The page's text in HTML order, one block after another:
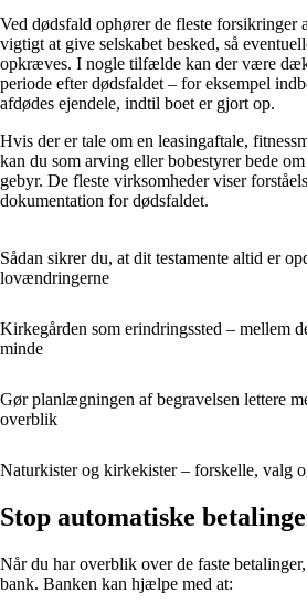
Ved dødsfald ophører de fleste forsikringer
vigtigt at give selskabet besked, så
opkræves. I nogle tilfælde kan der være
periode efter dødsfaldet – for eksempel
afdødes ejendele, indtil boet er gjort op.
Hvis der er tale om en leasingaftale,
kan du som arving eller bobestyrer bede
gebyr. De fleste virksomheder viser
dokumentation for dødsfaldet.
Sådan sikrer du, at dit testamente altid er
lovændringerne
Kirkegården som erindringssted – mellem
minde
Gør planlægningen af begravelsen lettere
overblik
Naturkister og kirkekister – forskelle, valg
Stop automatiske
Når du har overblik over de faste
bank. Banken kan hjælpe med at: